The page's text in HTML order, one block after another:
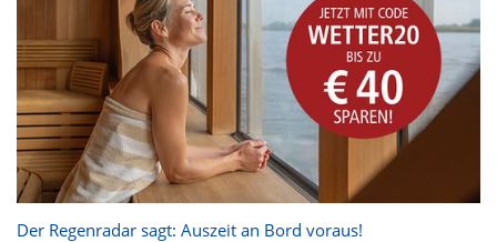
Der Regenradar sagt: Auszeit an Bord voraus!